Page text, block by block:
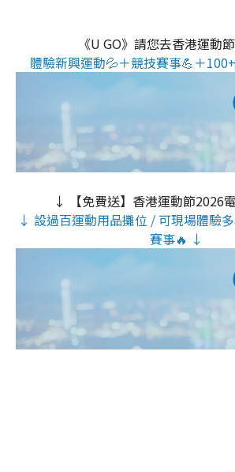
《U GO》請您去香港運動
體驗新興運動💦＋競技賽事💪＋
↓ 【免費送】香港運動節2026
↓ 設過百運動用品攤位 / 可現場體驗
賽事🔥 ↓